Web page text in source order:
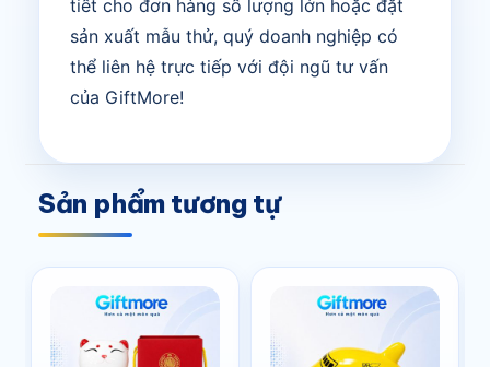
tiết cho đơn hàng số lượng lớn hoặc đặt
sản xuất mẫu thử, quý doanh nghiệp có
thể liên hệ trực tiếp với đội ngũ tư vấn
của GiftMore!
Sản phẩm tương tự